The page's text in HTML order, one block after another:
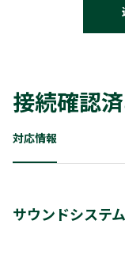
接続確認
対応情報
サウンドシステム